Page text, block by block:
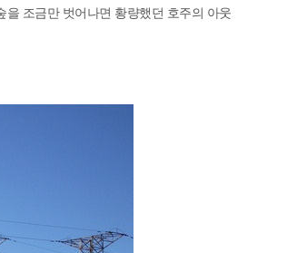
조금만 벗어나면 황량했던 호주의 아웃